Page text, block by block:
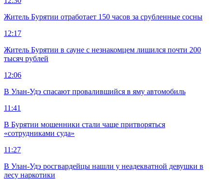
Житель Бурятии отработает 150 часов за срубленные сосны
12:17
Житель Бурятии в сауне с незнакомцем лишился почти 200
тысяч рублей
12:06
В Улан-Удэ спасают провалившийся в яму автомобиль
11:41
В Бурятии мошенники стали чаще притворяться
«сотрудниками суда»
11:27
В Улан-Удэ росгвардейцы нашли у неадекватной девушки в
лесу наркотики